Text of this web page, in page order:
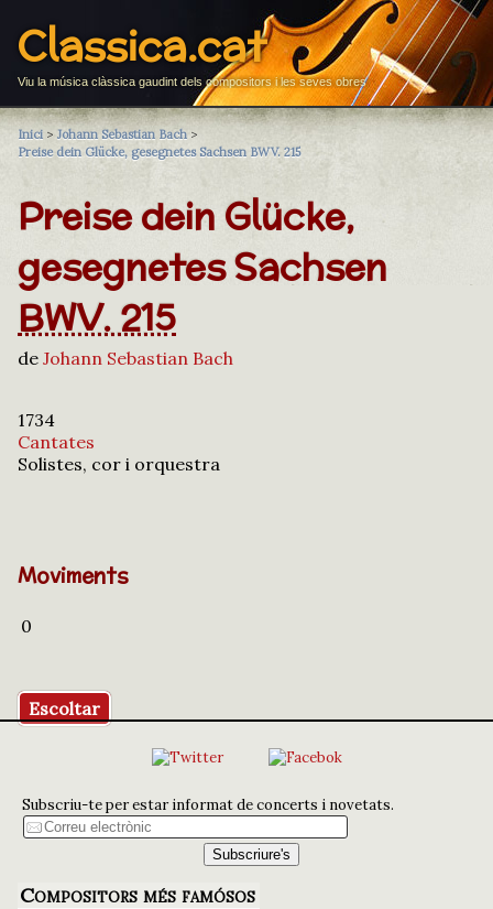
Classica.cat
Viu la música clàssica gaudint dels compositors i les seves obres
Inici > Johann Sebastian Bach >
Preise dein Glücke, gesegnetes Sachsen BWV. 215
Preise dein Glücke,
gesegnetes Sachsen
BWV. 215
de Johann Sebastian Bach
1734
Cantates
Solistes, cor i orquestra
Moviments
0
Escoltar
Subscriu-te per estar informat de concerts i novetats.
Compositors més famósos